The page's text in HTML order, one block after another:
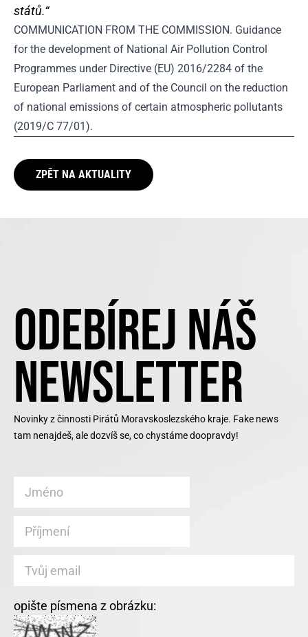
států.“
COMMUNICATION FROM THE COMMISSION. Guidance
for the development of National Air Pollution Control
Programmes under Directive (EU) 2016/2284 of the
European Parliament and of the Council on the reduction
of national emissions of certain atmospheric pollutants
(2019/C 77/01).
ZPĚT NA AKTUALITY
ODEBÍREJ NÁŠ
NEWSLETTER
Novinky z činnosti Pirátů Moravskoslezského kraje. Fake news
tam nenajdeš, ale dozvíš se, co chystáme doopravdy!
opište písmena z obrázku: